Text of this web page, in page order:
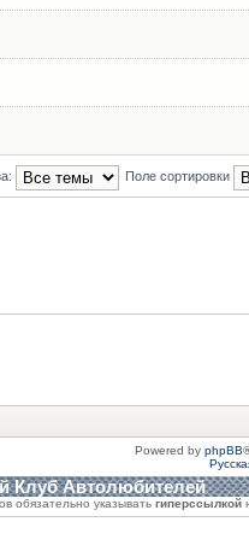
Поле сортировки
Powered by phpBB
Клуб Автолюбителей
обязательно указывать гиперссылкой